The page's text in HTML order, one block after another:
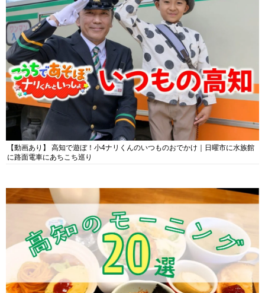
【動画あり】 高知で遊ぼ！小4ナリくんのいつものおでかけ｜日曜市に水族館
に路面電車にあちこち巡り